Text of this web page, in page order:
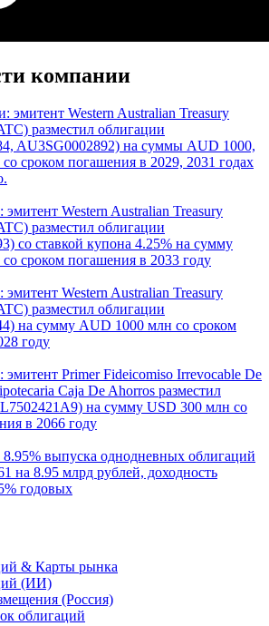
компании
эмитент Western Australian Treasury
разместил облигации
AU3SG0002892) на суммы AUD 1000,
сроком погашения в 2029, 2031 годах
Western Australian Treasury
разместил облигации
со ставкой купона 4.25% на сумму
сроком погашения в 2033 году
Western Australian Treasury
разместил облигации
на сумму AUD 1000 млн со сроком
году
Primer Fideicomiso Irrevocable De
Caja De Ahorros разместил
на сумму USD 300 млн со
в 2066 году
выпуска однодневных облигаций
на 8.95 млрд рублей, доходность
годовых
& Карты рынка
(ИИ)
(Россия)
облигаций